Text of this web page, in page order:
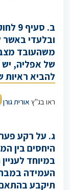
ב.
ובלעדי
משהעובד
של אפליה,
להביא ראיות
ראו בג"ץ אורית גורן
ג. על רקע
היחסים בין
במיוחד
העמידה
תיקבע בהתאם